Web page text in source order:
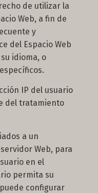
de utilizar la
Web, a fin de
y
del Espacio Web
idioma, o
IP del usuario
del tratamiento
a un
Web, para
en el
permita su
configurar